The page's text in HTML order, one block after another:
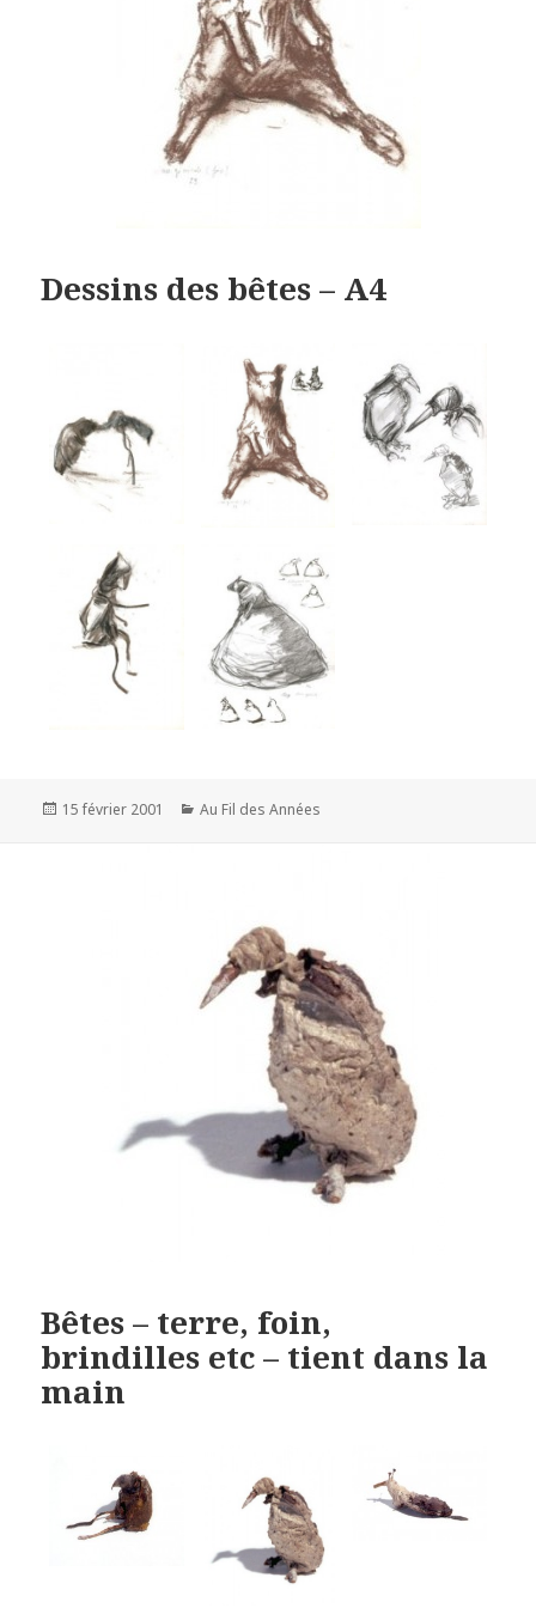
Dessins des bêtes – A4
Publié
15 février 2001 Catégories
Au Fil des Années
Bêtes – terre, foin,
brindilles etc – tient dans la
main